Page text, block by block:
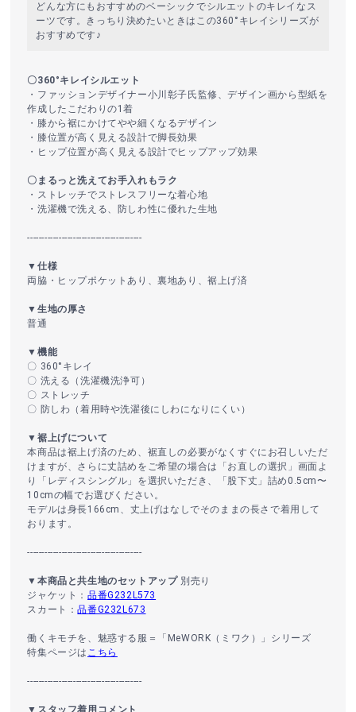
どんな方にもおすすめのベーシックでシルエットのキレイなス
ーツです。きっちり決めたいときはこの360°キレイシリーズが
おすすめです♪
〇360°キレイシルエット
・ファッションデザイナー小川彰子氏監修、デザイン画から型紙を
作成したこだわりの1着
・膝から裾にかけてやや細くなるデザイン
・膝位置が高く見える設計で脚長効果
・ヒップ位置が高く見える設計でヒップアップ効果
〇まるっと洗えてお手入れもラク
・ストレッチでストレスフリーな着心地
・洗濯機で洗える、防しわ性に優れた生地
----------------------------------------
▼仕様
両脇・ヒップポケットあり、裏地あり、裾上げ済
▼生地の厚さ
普通
▼機能
〇 360°キレイ
〇 洗える（洗濯機洗浄可）
〇 ストレッチ
〇 防しわ（着用時や洗濯後にしわになりにくい）
▼裾上げについて
本商品は裾上げ済のため、裾直しの必要がなくすぐにお召しいただ
けますが、さらに丈詰めをご希望の場合は「お直しの選択」画面よ
り「レディスシングル」を選択いただき、「股下丈」詰め0.5cm〜
10cmの幅でお選びください。
モデルは身長166cm、丈上げはなしでそのままの長さで着用して
おります。
----------------------------------------
▼本商品と共生地のセットアップ別売り
ジャケット：品番G232L573
スカート：品番G232L673
働くキモチを、魅惑する服＝「MeWORK（ミワク）」シリーズ
特集ページは こちら
----------------------------------------
▼スタッフ着用コメント